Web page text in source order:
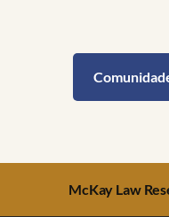
McKay Law